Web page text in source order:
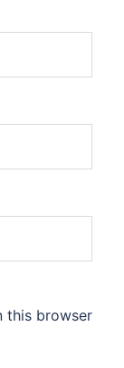
this browser